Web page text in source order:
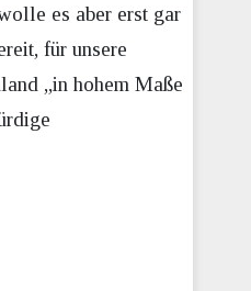
es aber erst gar
für unsere
„in hohem Maße